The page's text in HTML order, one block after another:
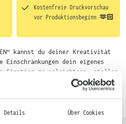
Details Über Cookies
Kostenfreie Druckvorschau
vor Produktionsbeginn 🫶🏻
kannst du deiner Kreativität
dein eigenes
Einstieg zu erleichtern, stellen
vorgefertigte Vorlage bereit.
Produkte auf dieser Seite aus und
per E-Mail oder